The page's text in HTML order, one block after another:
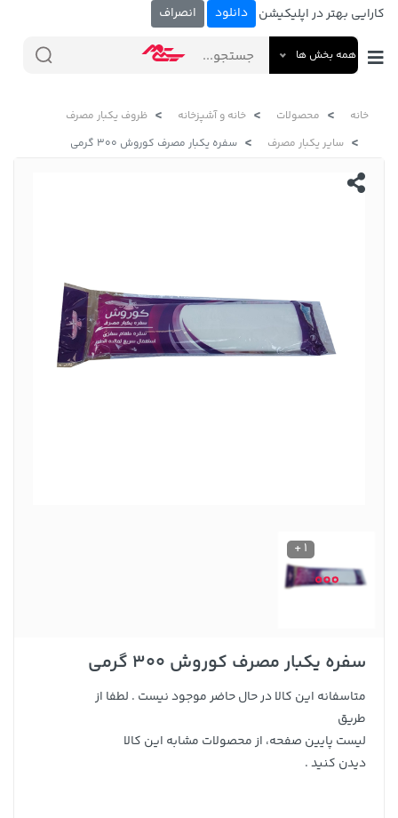
کارایی بهتر در اپلیکیشن دانلود انصراف
همه بخش ها
خانه محصولات خانه و آشپزخانه
ظروف یکبار مصرف
سایر یکبار مصرف
سفره یکبار مصرف کوروش 300 گرمی
1 +
سفره یکبار مصرف کوروش 300 گرمی
متاسفانه این کالا در حال حاضر موجود نیست . لطفا از
طریق
لیست پایین صفحه، از محصولات مشابه این کالا
دیدن کنید .